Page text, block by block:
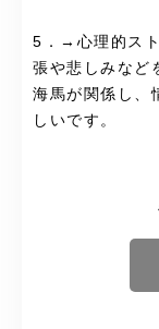
5．→心理的ス
張や悲しみなど
海馬が関係し、
しいです。